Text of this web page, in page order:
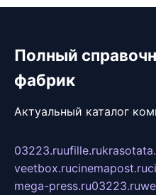
Полный
фабрик
Актуальный каталог
03223.ruufille.ru
veetbox.rucinemapost.ru
mega-press.ru03223.ru